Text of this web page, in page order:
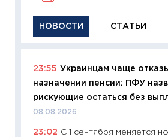
НОВОСТИ СТАТЬИ
23:55 Украинцам чаще
назначении пенсии: ПФУ
рискующие остаться без
08.08.2026
23:02 С 1 сентября меняется